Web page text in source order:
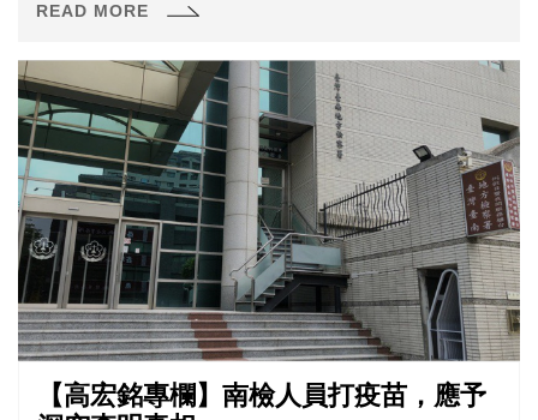
READ MORE
【高宏銘專欄】南檢人員打疫苗，應予